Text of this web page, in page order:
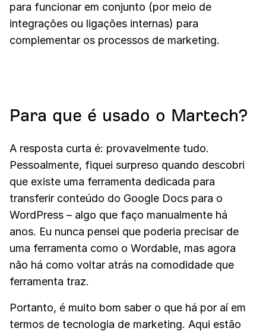
para funcionar em conjunto (por meio de
integrações ou ligações internas) para
complementar os processos de marketing.
Para que é usado o Martech?
A resposta curta é: provavelmente tudo.
Pessoalmente, fiquei surpreso quando descobri
que existe uma ferramenta dedicada para
transferir conteúdo do Google Docs para o
WordPress – algo que faço manualmente há
anos. Eu nunca pensei que poderia precisar de
uma ferramenta como o Wordable, mas agora
não há como voltar atrás na comodidade que
ferramenta traz.
Portanto, é muito bom saber o que há por aí em
termos de tecnologia de marketing. Aqui estão